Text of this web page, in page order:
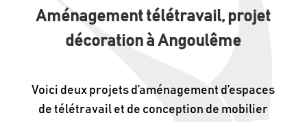
Aménagement télétravail, projet
décoration à Angoulême
Voici deux projets d’aménagement d’espaces
de télétravail et de conception de mobilier